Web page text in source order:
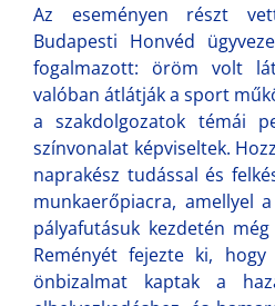
Az eseményen részt
Budapesti Honvéd
fogalmazott: öröm volt
valóban átlátják a sport
a szakdolgozatok témái
színvonalat képviseltek.
naprakész tudással és
munkaerőpiacra, amellyel
pályafutásuk kezdetén
Reményét fejezte ki,
önbizalmat kaptak a